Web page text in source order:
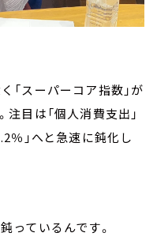
「スーパーコア指数」が
注目は「個人消費支出」
％」へと急速に鈍化し
っているんです。